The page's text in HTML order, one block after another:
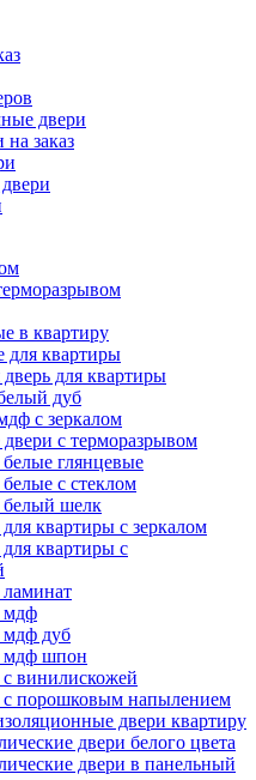
двери
заказ
в квартиру
для квартиры
для квартиры
дуб
с зеркалом
с терморазрывом
глянцевые
с стеклом
шелк
квартиры с зеркалом
квартиры с
мдф
мдф дуб
мдф шпон
винилискожей
порошковым напылением
двери квартиру
двери белого цвета
двери в панельный